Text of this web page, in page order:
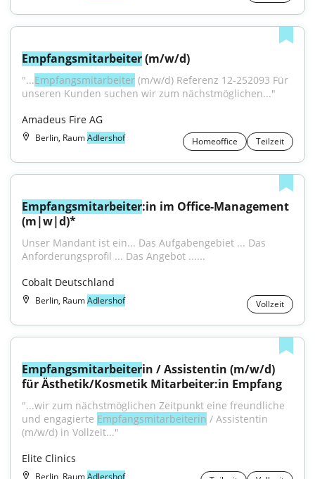
Empfangsmitarbeiter (m/w/d)
"...Empfangsmitarbeiter (m/w/d) Referenz 12-252093 Für
unseren Kunden suchen wir zum nächstmöglichen..."
Amadeus Fire AG
Berlin, RaumAdlershof Homeoffice Teilzeit
Empfangsmitarbeiter:in im Office-Management
(m|w|d)*
Unser Mandant ist ein... Das Aufgabengebiet ... Das
Anforderungsprofil ... Das Angebot ......
Cobalt Deutschland
Berlin, RaumAdlershof Vollzeit
Empfangsmitarbeiterin / Assistentin (m/w/d)
für Ästhetik/Kosmetik Mitarbeiter:in Empfang
"...wir zum nächstmöglichen Zeitpunkt eine freundliche
und engagierte Empfangsmitarbeiterin / Assistentin
(m/w/d) in Vollzeit..."
Elite Clinics
Berlin, RaumAdlershof